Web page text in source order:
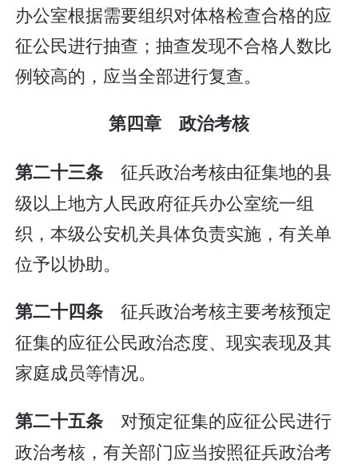
办公室根据需要组织对体格检查合格的应
征公民进行抽查；抽查发现不合格人数比
例较高的，应当全部进行复查。
第四章 政治考核
第二十三条 征兵政治考核由征集地的县
级以上地方人民政府征兵办公室统一组
织，本级公安机关具体负责实施，有关单
位予以协助。
第二十四条 征兵政治考核主要考核预定
征集的应征公民政治态度、现实表现及其
家庭成员等情况。
第二十五条 对预定征集的应征公民进行
政治考核，有关部门应当按照征兵政治考